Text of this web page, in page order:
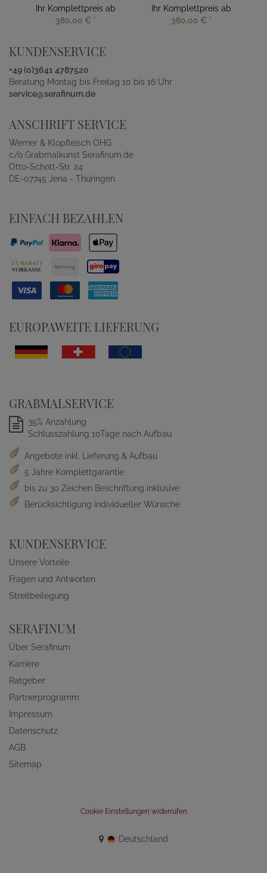
Ihr Komplettpreis ab
380,00 € *
Ihr Komplettpreis ab
380,00 € *
KUNDENSERVICE
+49 (0)3641 4787520
Beratung Montag bis Freitag 10 bis 16 Uhr
service@serafinum.de
ANSCHRIFT SERVICE
Werner & Klopfleisch OHG
c/o Grabmalkunst Serafinum.de
Otto-Schott-Str. 24
DE-07745 Jena - Thüringen
EINFACH BEZAHLEN
EUROPAWEITE LIEFERUNG
GRABMALSERVICE
35% Anzahlung
Schlusszahlung 10Tage nach Aufbau
Angebote inkl. Lieferung & Aufbau
5 Jahre Komplettgarantie
bis zu 30 Zeichen Beschriftung inklusive
Berücksichtigung individueller Wünsche
KUNDENSERVICE
Unsere Vorteile
Fragen und Antworten
Streitbeilegung
SERAFINUM
Über Serafinum
Karriere
Ratgeber
Partnerprogramm
Impressum
Datenschutz
AGB
Sitemap
Cookie Einstellungen widerrufen
Deutschland